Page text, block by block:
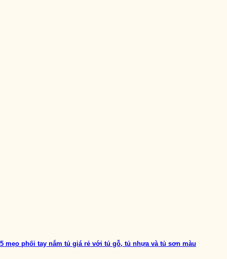
5 mẹo phối tay nắm tủ giá rẻ với tủ gỗ, tủ nhựa và tủ sơn màu